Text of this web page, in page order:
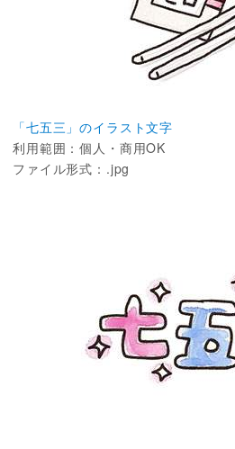
「七五三」のイラスト文字
利用範囲：個人・商用OK
ファイル形式：.jpg